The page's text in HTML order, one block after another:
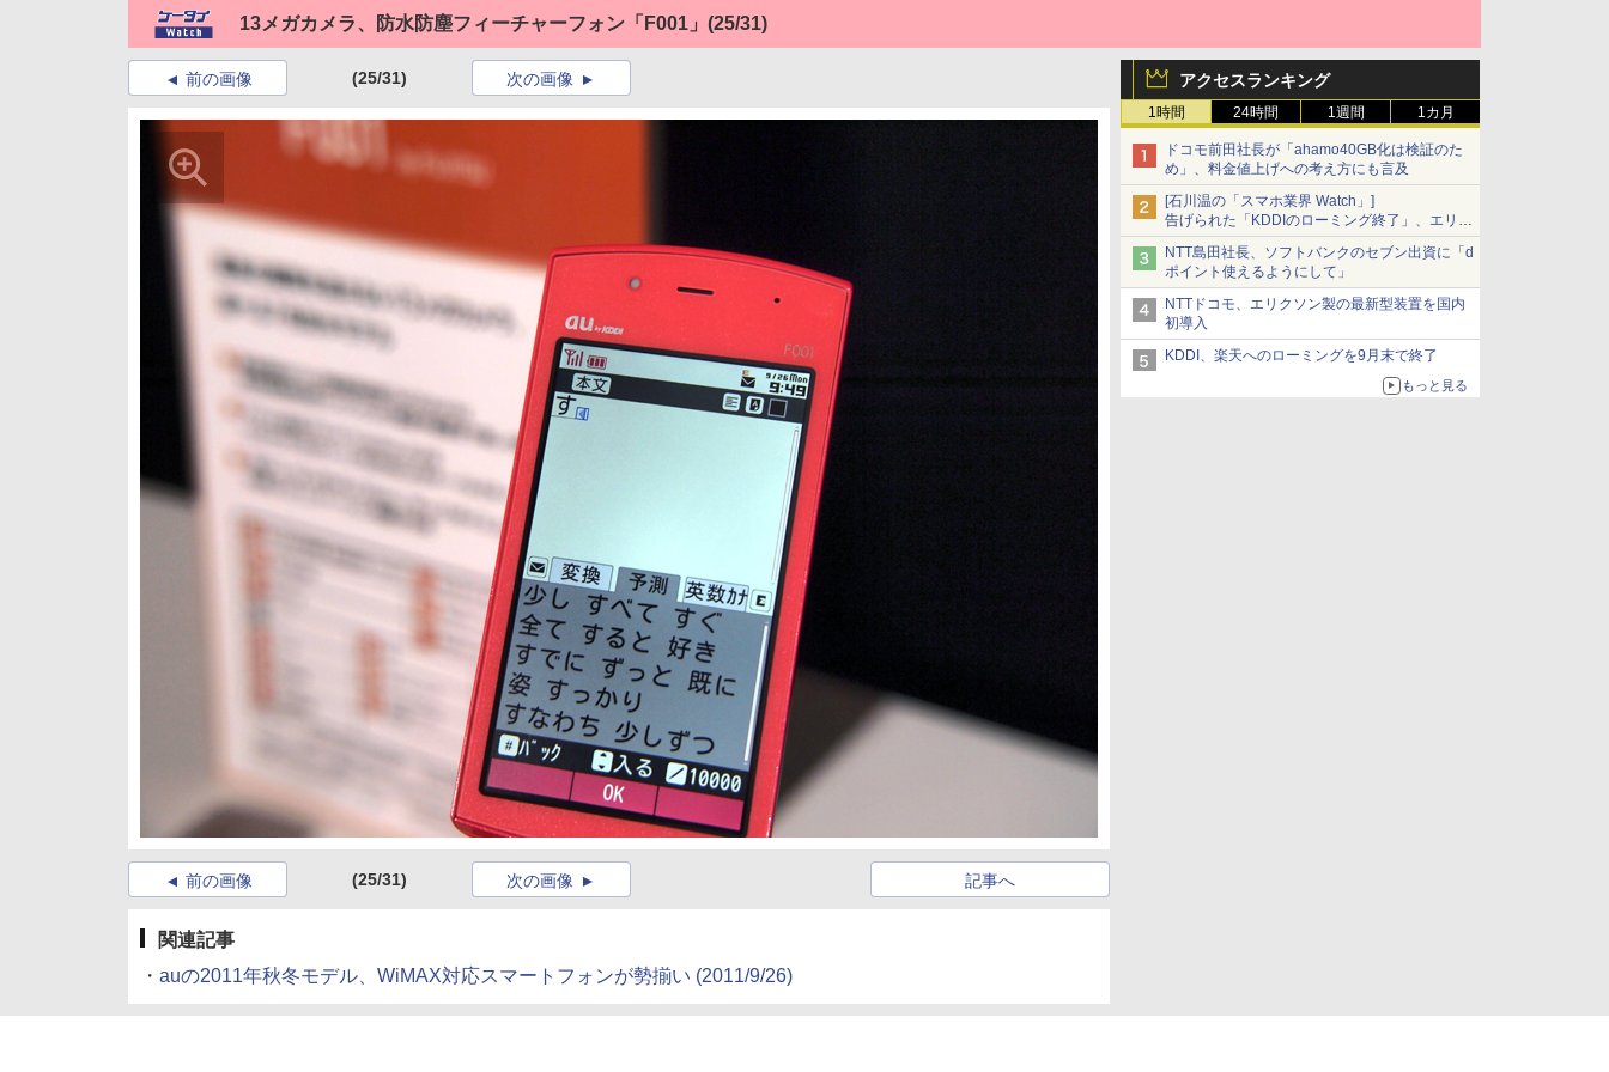
13メガカメラ、防水防塵フィーチャーフォン「F001」 (25/31)
アクセスランキング
1時間 24時間 1週間 1カ月
ドコモ前田社長が「ahamo40GB化は検証のた
め」、料金値上げへの考え方にも言及
[石川温の「スマホ業界 Watch」]
告げられた「KDDIのローミング終了」、エリア
マップの落とし穴と楽天モバイルの課題
NTT島田社長、ソフトバンクのセブン出資に「d
ポイント使えるようにして」
NTTドコモ、エリクソン製の最新型装置を国内
初導入
KDDI、楽天へのローミングを9月末で終了
もっと見る
前の画像 (25/31) 次の画像
前の画像 (25/31) 記事へ
次の画像
関連記事
・ auの2011年秋冬モデル、WiMAX対応スマートフォンが勢揃い (2011/9/26)